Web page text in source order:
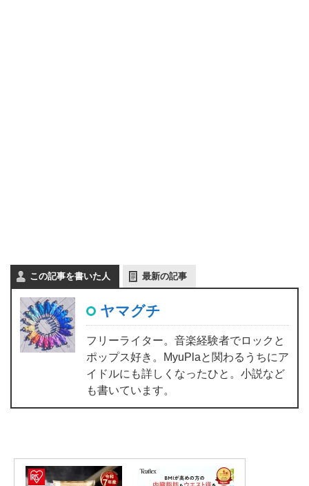
この記事を書いた人 最新の記事
ヤマグチ
フリーライター。音楽経験者でロックと
ポップス好き。MyuPlaと関わるうちにア
イドルにも詳しくなったひと。小説など
も書いています。